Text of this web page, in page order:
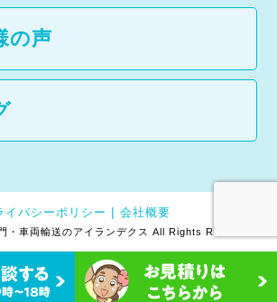
の声
イバシーポリシー 会社概要
・車両輸送のアイランデクス All Rights Reserved.